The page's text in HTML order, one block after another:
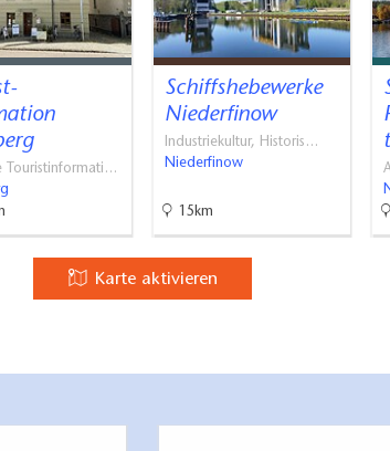
Touristinformati…
Schiffshebewerke
Niederfinow
Industriekultur, Historis…
Niederfinow
15km
Karte aktivieren